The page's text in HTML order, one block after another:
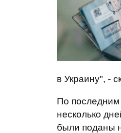
в Украину", -
По последним
несколько
были поданы